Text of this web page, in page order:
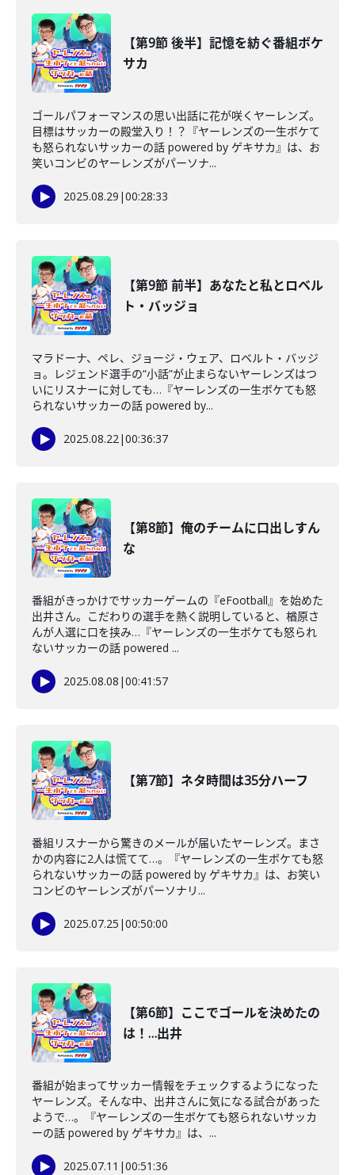
【第9節 後半】記憶を紡ぐ番組ボケ
サカ
ゴールパフォーマンスの思い出話に花が咲くヤーレンズ。
目標はサッカーの殿堂入り！？『ヤーレンズの一生ボケて
も怒られないサッカーの話 powered by ゲキサカ』は、お
笑いコンビのヤーレンズがパーソナ...
2025.08.29 |00:28:33
【第9節 前半】あなたと私とロベル
ト・バッジョ
マラドーナ、ペレ、ジョージ・ウェア、ロベルト・バッジ
ョ。レジェンド選手の“小話”が止まらないヤーレンズはつ
いにリスナーに対しても…『ヤーレンズの一生ボケても怒
られないサッカーの話 powered by...
2025.08.22|00:36:37
【第8節】俺のチームに口出しすん
な
番組がきっかけでサッカーゲームの『eFootball』を始めた
出井さん。こだわりの選手を熱く説明していると、楢原さ
んが人選に口を挟み…『ヤーレンズの一生ボケても怒られ
ないサッカーの話 powered ...
2025.08.08 |00:41:57
【第7節】ネタ時間は35分ハーフ
番組リスナーから驚きのメールが届いたヤーレンズ。まさ
かの内容に2人は慌てて…。『ヤーレンズの一生ボケても怒
られないサッカーの話 powered by ゲキサカ』は、お笑い
コンビのヤーレンズがパーソナリ...
2025.07.25 |00:50:00
【第6節】ここでゴールを決めたの
は！…出井
番組が始まってサッカー情報をチェックするようになった
ヤーレンズ。そんな中、出井さんに気になる試合があった
ようで…。『ヤーレンズの一生ボケても怒られないサッカ
ーの話 powered by ゲキサカ』は、...
2025.07.11 |00:51:36